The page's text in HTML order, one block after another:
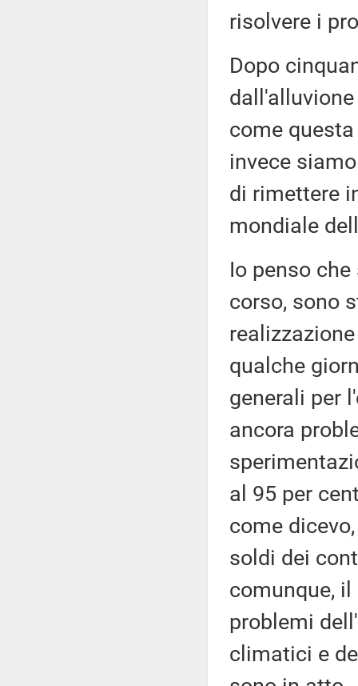
risolvere i
Dopo
come
invece
di rimettere
mondiale
Io penso
corso, sono
qualche
generali per
ancora
al 95 per
come
soldi dei
comunque,
problemi
climatici e